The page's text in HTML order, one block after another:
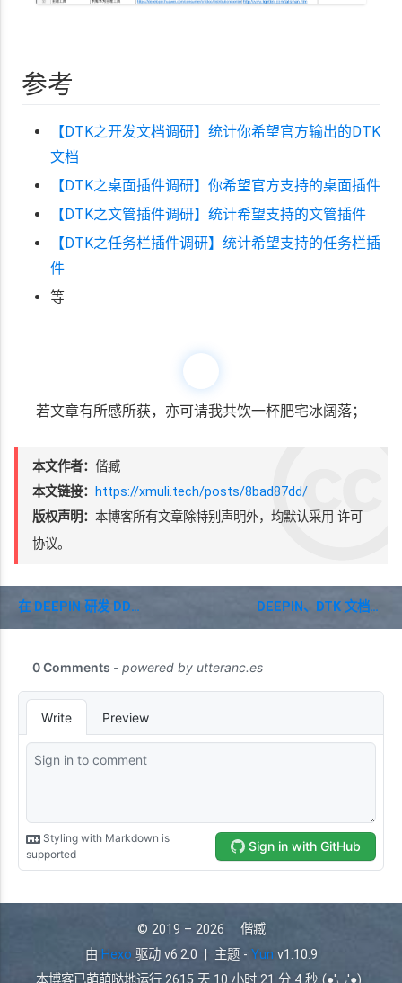
参考
【DTK之开发文档调研】统计你希望官方输出的DTK
文档
【DTK之桌面插件调研】你希望官方支持的桌面插件
【DTK之文管插件调研】统计希望支持的文管插件
【DTK之任务栏插件调研】统计希望支持的任务栏插
件
等
若文章有所感所获，亦可请我共饮一杯肥宅冰阔落；
本文作者： 偕臧
本文链接： https://xmuli.tech/posts/8bad87dd/
版权声明： 本博客所有文章除特别声明外，均默认采用 许可
协议。
在 DEEPIN 研发 DDE 的时光 DEEPIN、DTK 文档参考资料集合
© 2019 – 2026
偕臧
由 Hexo 驱动 v6.2.0 主题 - Yun v1.10.9
本博客已萌萌哒地运行 2615 天 10 小时 21 分 4 秒 (●'◡'●)